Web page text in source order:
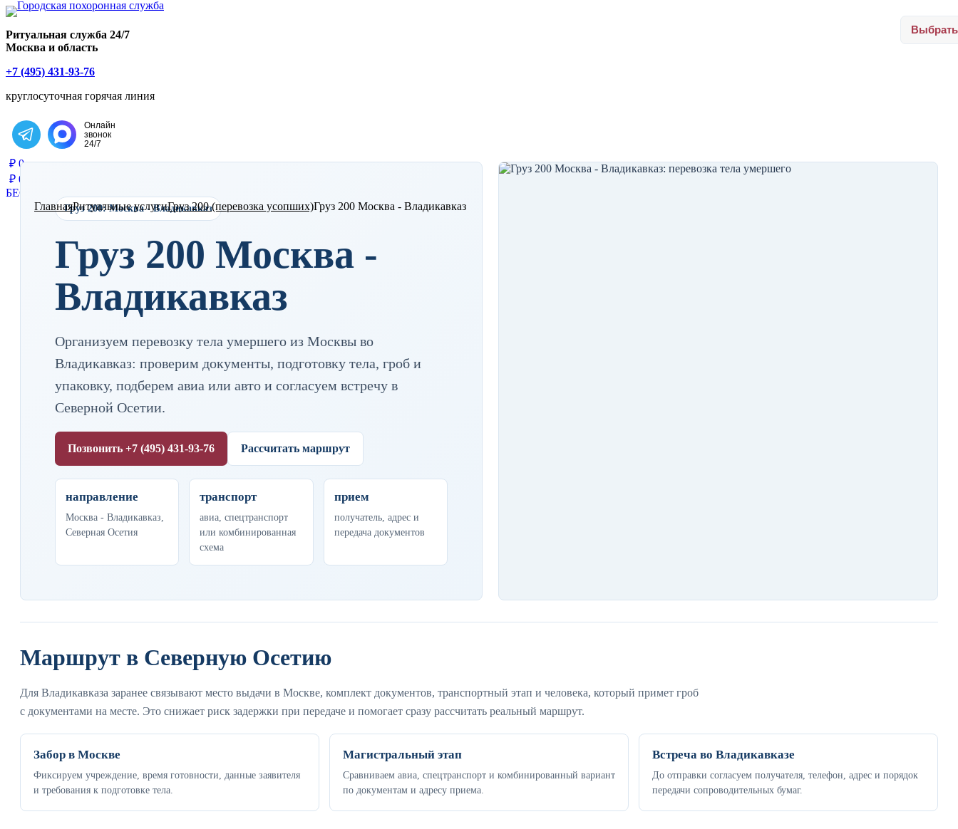
Ритуальная служба 24/7
Москва и область
+7 (495) 431-93-76
круглосуточная горячая линия
Написать в Telegram
Онлайн
звонок
24/7
₽ 0
₽ 0
БЕСПЛАТНАЯ КОНСУЛЬТАЦИЯ
ГлавнаяРитуальные услугиГруз 200 (перевозка усопших)Груз 200 Москва - Владикавказ
Груз 200: Москва - Владикавказ
Груз 200 Москва -
Владикавказ
Организуем перевозку тела умершего из Москвы во
Владикавказ: проверим документы, подготовку тела, гроб и
упаковку, подберем авиа или авто и согласуем встречу в
Северной Осетии.
Позвонить +7 (495) 431-93-76 Рассчитать маршрут
направление
Москва - Владикавказ,
Северная Осетия
транспорт
авиа, спецтранспорт
или комбинированная
схема
прием
получатель, адрес и
передача документов
Маршрут в Северную Осетию
Для Владикавказа заранее связывают место выдачи в Москве, комплект документов, транспортный этап и человека, который примет гроб
с документами на месте. Это снижает риск задержки при передаче и помогает сразу рассчитать реальный маршрут.
Забор в Москве
Фиксируем учреждение, время готовности, данные заявителя
и требования к подготовке тела.
Магистральный этап
Сравниваем авиа, спецтранспорт и комбинированный вариант
по документам и адресу приема.
Встреча во Владикавказе
До отправки согласуем получателя, телефон, адрес и порядок
передачи сопроводительных бумаг.